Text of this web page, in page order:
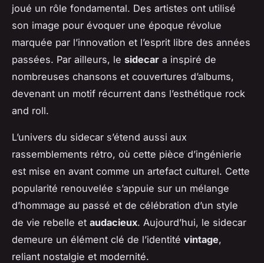
joué un rôle fondamental. Des artistes ont utilisé
son image pour évoquer une époque révolue
marquée par l’innovation et l’esprit libre des années
passées. Par ailleurs, le sidecar a inspiré de
nombreuses chansons et couvertures d’albums,
devenant un motif récurrent dans l’esthétique rock
and roll.
L’univers du sidecar s’étend aussi aux
rassemblements rétro, où cette pièce d’ingénierie
est mise en avant comme un artefact culturel. Cette
popularité renouvelée s’appuie sur un mélange
d’hommage au passé et de célébration d’un style
de vie rebelle et audacieux. Aujourd’hui, le sidecar
demeure un élément clé de l’identité vintage,
reliant nostalgie et modernité.